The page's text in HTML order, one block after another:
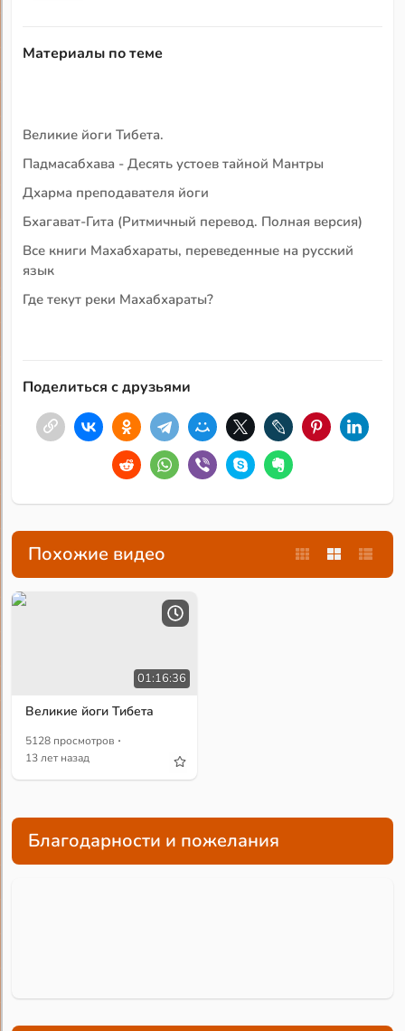
Материалы по теме
Великие йоги Тибета.
Падмасабхава - Десять устоев тайной Мантры
Дхарма преподавателя йоги
Бхагават-Гита (Ритмичный перевод. Полная версия)
Все книги Махабхараты, переведенные на русский
язык
Где текут реки Махабхараты?
Поделиться с друзьями
Похожие видео
01:16:36
Великие йоги Тибета
5128 просмотров ·
13 лет назад
Благодарности и пожелания